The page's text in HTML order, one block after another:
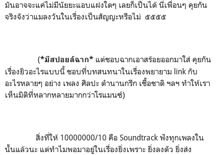
มันอาจจะแค่ไม่มีนัยยะแอบแฝงใดๆ เลยก็เป็นได้ นี่เพื่อนๆ คุยกัน
จริงจังว่าแมลงวันในเรื่องเป็นสัญญะหรือไม่ ๕๕๕๕
(*มีสปอยล์ฉาก* แต่ชอบฉากเอาสร้อยออกมาใส่ คุยกัน
เรื่องยิวอะไรแบบนี้ ชอบที่บทสนทนาในเรื่องพยายาม link กับ
อะไรหลายๆ อย่าง เพลง ศิลปะ ตำนานกรีก เชื้อชาติ ฯลฯ ทำให้เรา
เห็นมิติที่หลากหลายมากกว่าโรแมนซ์)
สิ่งที่ให้ 10000000/10 คือ Soundtrack ฟังทุกเพลงใน
นั้นแล้วนะ แต่ทำไมพอมาอยู่ในเรื่องยิ่งเพราะ ยิ่งลงตัว ยิ่งส่ง